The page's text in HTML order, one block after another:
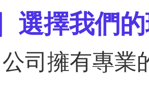
▎ 選擇我們
公司擁有專業